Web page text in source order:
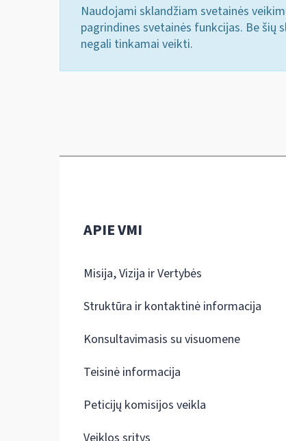
Naudojami sklandžiam svetainės
pagrindines svetainės funkcijas. Be šių
negali tinkamai veikti.
APIE VMI
Misija, Vizija ir Vertybės
Struktūra ir kontaktinė informacija
Konsultavimasis su visuomene
Teisinė informacija
Peticijų komisijos veikla